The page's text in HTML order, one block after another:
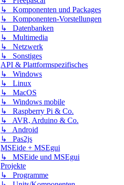
↳ Komponenten und Packages
↳ Komponenten-Vorstellungen
↳ Datenbanken
↳ Multimedia
↳ Netzwerk
↳ Sonstiges
API & Plattformspezifisches
↳ Windows
↳ Linux
↳ MacOS
↳ Windows mobile
↳ Raspberry Pi & Co.
↳ AVR, Arduino & Co.
↳ Android
↳ Pas2js
MSEide + MSEgui
↳ MSEide und MSEgui
Projekte
↳ Programme